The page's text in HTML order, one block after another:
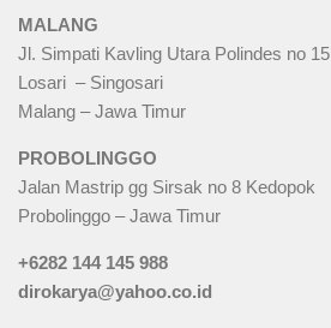
MALANG
Jl. Simpati Kavling Utara Polindes no 15
Losari – Singosari
Malang – Jawa Timur
PROBOLINGGO
Jalan Mastrip gg Sirsak no 8 Kedopok
Probolinggo – Jawa Timur
+6282 144 145 988
dirokarya@yahoo.co.id